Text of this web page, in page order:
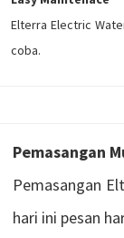
Elterra Electric
coba.
Pemasangan
Pemasangan
hari ini pesan